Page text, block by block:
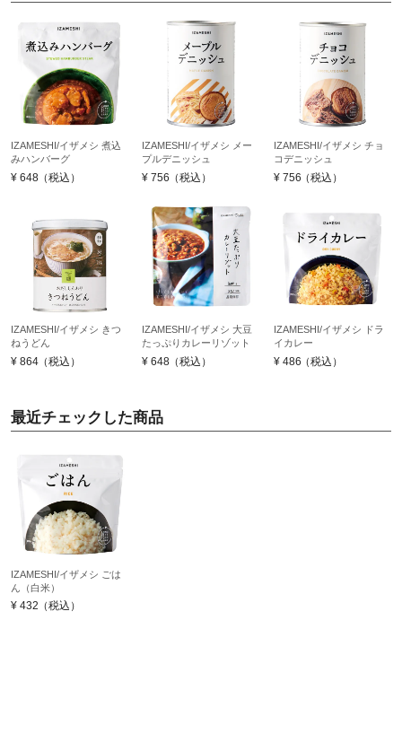
IZAMESHI/イザメシ 煮込
みハンバーグ
¥ 648（税込）
IZAMESHI/イザメシ メー
プルデニッシュ
¥ 756 （税込）
IZAMESHI/イザメシ チョ
コデニッシュ
¥ 756（税込）
IZAMESHI/イザメシ きつ
ねうどん
¥ 864（税込）
IZAMESHI/イザメシ 大豆
たっぷりカレーリゾット
¥ 648（税込）
IZAMESHI/イザメシ ドラ
イカレー
¥ 486（税込）
最近チェックした商品
IZAMESHI/イザメシ ごは
ん（白米）
¥ 432（税込）